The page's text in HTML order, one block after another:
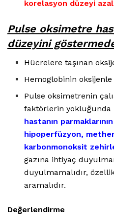
korelasyon düzeyi
Pulse oksimetre
düzeyini
Hücrelere taşınan
Hemoglobinin
Pulse oksimetrenin
faktörlerin yokluğunda
hastanın
hipoperfüzyon,
karbonmonoksit
gazına ihtiyaç
duyulmamalıdır,
aramalıdır.
Değerlendirme